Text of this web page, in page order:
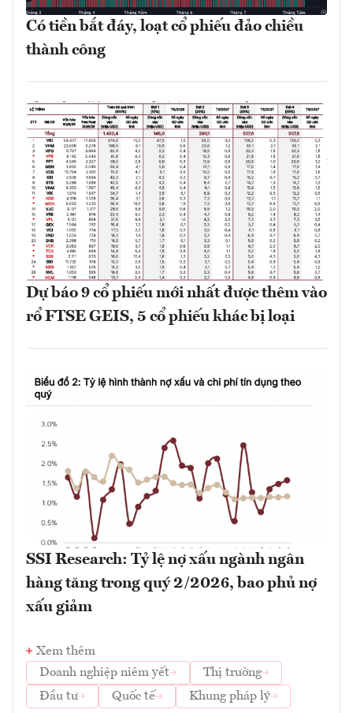
Có tiền bắt đáy, loạt cổ phiếu đảo chiều
thành công
Dự báo 9 cổ phiếu mới nhất được thêm vào
rổ FTSE GEIS, 5 cổ phiếu khác bị loại
SSI Research: Tỷ lệ nợ xấu ngành ngân
hàng tăng trong quý 2/2026, bao phủ nợ
xấu giảm
Xem thêm
Doanh nghiệp niêm yết
Thị trường
Đầu tư
Quốc tế Khung pháp lý